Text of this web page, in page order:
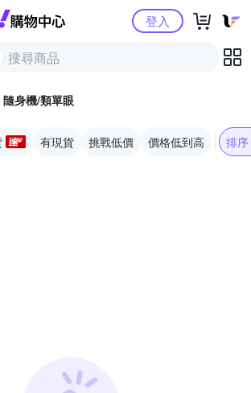
Yahoo購物中心登入
隨身機/類單眼
有現貨 挑戰低價 價格低到高 排序